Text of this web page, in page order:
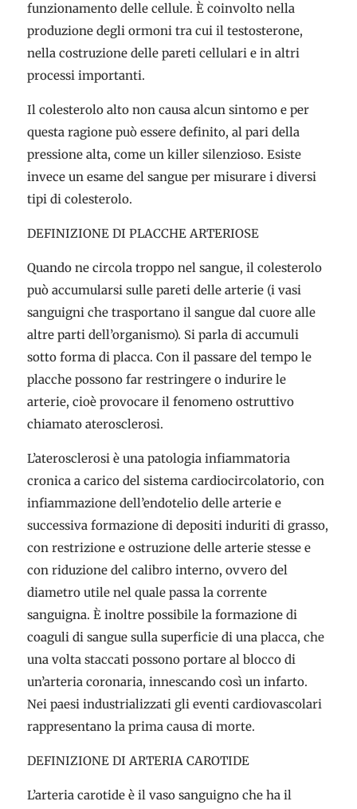
funzionamento delle cellule. È coinvolto nella
produzione degli ormoni tra cui il testosterone,
nella costruzione delle pareti cellulari e in altri
processi importanti.
Il colesterolo alto non causa alcun sintomo e per
questa ragione può essere definito, al pari della
pressione alta, come un killer silenzioso. Esiste
invece un esame del sangue per misurare i diversi
tipi di colesterolo.
DEFINIZIONE DI PLACCHE ARTERIOSE
Quando ne circola troppo nel sangue, il colesterolo
può accumularsi sulle pareti delle arterie (i vasi
sanguigni che trasportano il sangue dal cuore alle
altre parti dell’organismo). Si parla di accumuli
sotto forma di placca. Con il passare del tempo le
placche possono far restringere o indurire le
arterie, cioè provocare il fenomeno ostruttivo
chiamato aterosclerosi.
L’aterosclerosi è una patologia infiammatoria
cronica a carico del sistema cardiocircolatorio, con
infiammazione dell’endotelio delle arterie e
successiva formazione di depositi induriti di grasso,
con restrizione e ostruzione delle arterie stesse e
con riduzione del calibro interno, ovvero del
diametro utile nel quale passa la corrente
sanguigna. È inoltre possibile la formazione di
coaguli di sangue sulla superficie di una placca, che
una volta staccati possono portare al blocco di
un’arteria coronaria, innescando così un infarto.
Nei paesi industrializzati gli eventi cardiovascolari
rappresentano la prima causa di morte.
DEFINIZIONE DI ARTERIA CAROTIDE
L’arteria carotide è il vaso sanguigno che ha il